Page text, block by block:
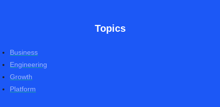
Topics
Business
Engineering
Growth
Platform